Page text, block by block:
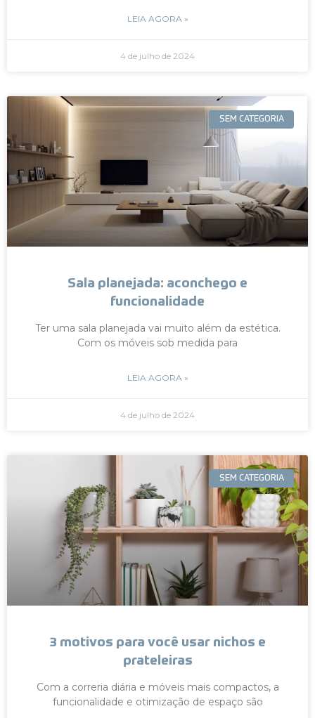
LEIA AGORA »
4 de julho de 2024
SEM CATEGORIA
Sala planejada: aconchego e
funcionalidade
Ter uma sala planejada vai muito além da estética.
Com os móveis sob medida para
LEIA AGORA »
4 de julho de 2024
SEM CATEGORIA
3 motivos para você usar nichos e
prateleiras
Com a correria diária e móveis mais compactos, a
funcionalidade e otimização de espaço são